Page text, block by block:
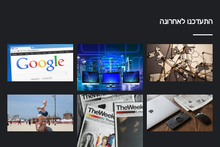
התעדכנו לאחרונה